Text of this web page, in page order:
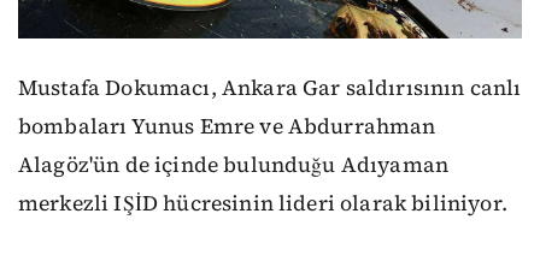
Mustafa Dokumacı, Ankara Gar saldırısının canlı
bombaları Yunus Emre ve Abdurrahman
Alagöz'ün de içinde bulunduğu Adıyaman
merkezli IŞİD hücresinin lideri olarak biliniyor.